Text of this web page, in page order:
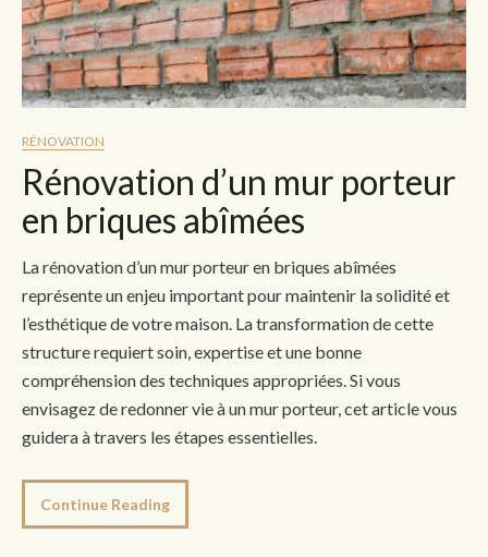
RÉNOVATION
Rénovation d’un mur porteur
en briques abîmées
La rénovation d’un mur porteur en briques abîmées
représente un enjeu important pour maintenir la solidité et
l’esthétique de votre maison. La transformation de cette
structure requiert soin, expertise et une bonne
compréhension des techniques appropriées. Si vous
envisagez de redonner vie à un mur porteur, cet article vous
guidera à travers les étapes essentielles.
Continue Reading